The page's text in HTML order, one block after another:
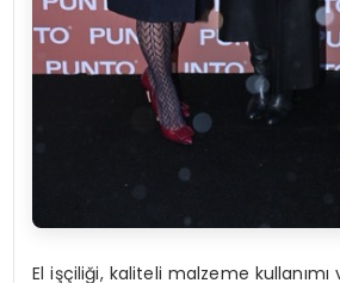
El işçiliği, kaliteli malzeme kullanımı